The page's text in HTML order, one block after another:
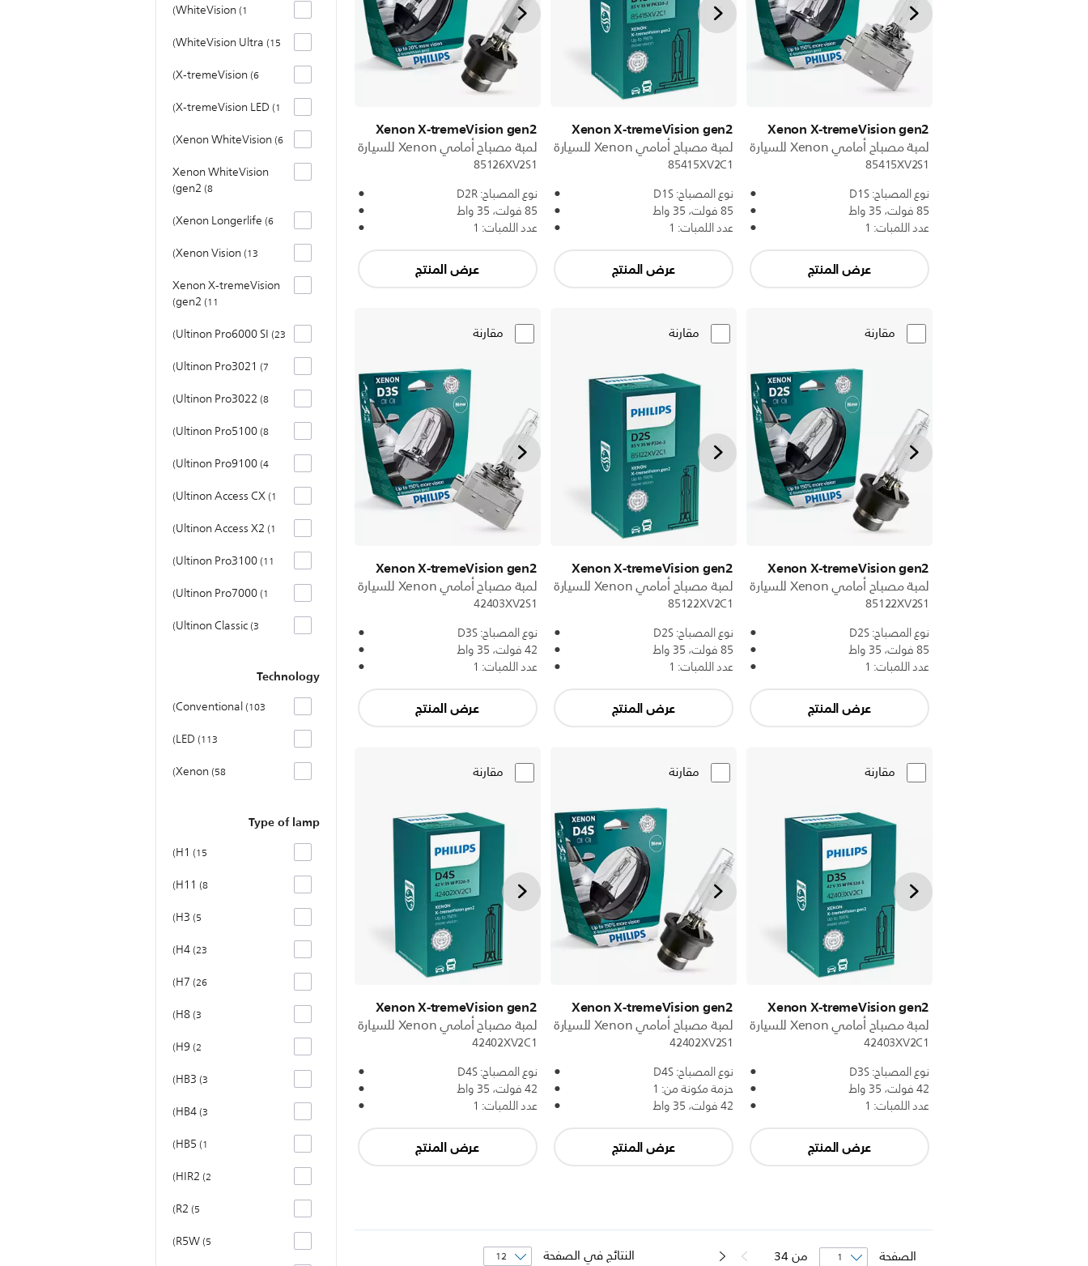
WhiteVision 1
WhiteVision Ultra 15
X-tremeVision 6
X-tremeVision LED 1
Xenon WhiteVision 6
Xenon WhiteVision
gen2 8
Xenon Longerlife 6
Xenon Vision 13
Xenon X-tremeVision
gen2 11
Ultinon Pro6000 SI 23
Ultinon Pro3021 7
Ultinon Pro3022 8
Ultinon Pro5100 8
Ultinon Pro9100 4
Ultinon Access CX 1
Ultinon Access X2 1
Ultinon Pro3100 11
Ultinon Pro7000 1
Ultinon Classic 3
Technology
Conventional 103
LED 113
Xenon 58
Type of lamp
H1 15
H11 8
H3 5
H4 23
H7 26
H8 3
H9 2
HB3 3
HB4 3
HB5 1
HIR2 2
R2 5
R5W 5
Xenon X-tremeVision gen2
لمبة مصباح أمامي Xenon للسيارة
85415XV2S1
نوع المصباح: D1S
85 فولت، 35 واط
عدد اللمبات: 1
عرض المنتج
Xenon X-tremeVision gen2
لمبة مصباح أمامي Xenon للسيارة
85415XV2C1
نوع المصباح: D1S
85 فولت، 35 واط
عدد اللمبات: 1
عرض المنتج
Xenon X-tremeVision gen2
لمبة مصباح أمامي Xenon للسيارة
85126XV2S1
نوع المصباح: D2R
85 فولت، 35 واط
عدد اللمبات: 1
عرض المنتج
مقارنة
Xenon X-tremeVision gen2
لمبة مصباح أمامي Xenon للسيارة
85122XV2S1
نوع المصباح: D2S
85 فولت، 35 واط
عدد اللمبات: 1
عرض المنتج
مقارنة
Xenon X-tremeVision gen2
لمبة مصباح أمامي Xenon للسيارة
85122XV2C1
نوع المصباح: D2S
85 فولت، 35 واط
عدد اللمبات: 1
عرض المنتج
مقارنة
Xenon X-tremeVision gen2
لمبة مصباح أمامي Xenon للسيارة
42403XV2S1
نوع المصباح: D3S
42 فولت، 35 واط
عدد اللمبات: 1
عرض المنتج
مقارنة
Xenon X-tremeVision gen2
لمبة مصباح أمامي Xenon للسيارة
42403XV2C1
نوع المصباح: D3S
42 فولت، 35 واط
عدد اللمبات: 1
عرض المنتج
مقارنة
Xenon X-tremeVision gen2
لمبة مصباح أمامي Xenon للسيارة
42402XV2S1
نوع المصباح: D4S
حزمة مكونة من: 1
42 فولت، 35 واط
عرض المنتج
مقارنة
Xenon X-tremeVision gen2
لمبة مصباح أمامي Xenon للسيارة
42402XV2C1
نوع المصباح: D4S
42 فولت، 35 واط
عدد اللمبات: 1
عرض المنتج
النتائج في الصفحة الصفحة من34